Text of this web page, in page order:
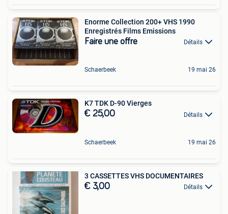
Enorme Collection 200+ VHS 1990
Enregistrés Films Emissions
Faire une offre Détails
Schaerbeek 19 mai 26
K7 TDK D-90 Vierges
€ 25,00 Détails
Schaerbeek 19 mai 26
3 CASSETTES VHS DOCUMENTAIRES
€ 3,00 Détails